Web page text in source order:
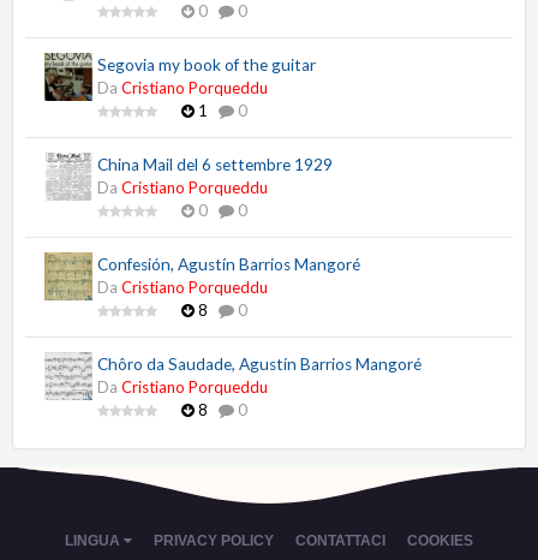
0
0
Segovia my book of the guitar
Da Cristiano Porqueddu
1
0
China Mail del 6 settembre 1929
Da Cristiano Porqueddu
0
0
Confesión, Agustín Barrios Mangoré
Da Cristiano Porqueddu
8
0
Chôro da Saudade, Agustín Barrios Mangoré
Da Cristiano Porqueddu
8
0
LINGUA PRIVACY POLICY CONTATTACI COOKIES